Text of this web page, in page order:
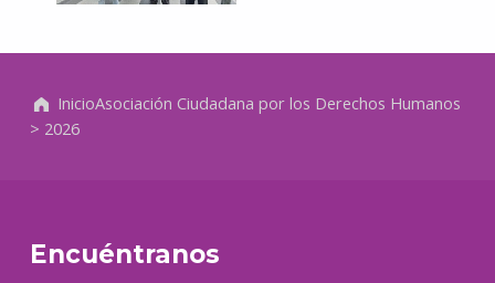
Volver a la navegación principal
InicioAsociación Ciudadana por los Derechos Humanos
> 2026
Encuéntranos